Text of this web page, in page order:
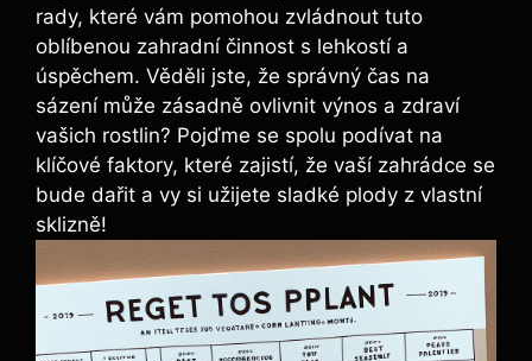
rady, které vám pomohou zvládnout tuto
oblíbenou zahradní činnost s lehkostí a
úspěchem. Věděli jste, že správný čas na
sázení může zásadně ovlivnit výnos a zdraví
vašich rostlin? Pojďme se spolu podívat na
klíčové faktory, které zajistí, že vaší zahrádce se
bude dařit a vy si užijete sladké plody z vlastní
sklizně!